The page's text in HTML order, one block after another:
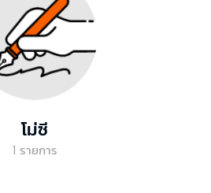
โม่ซี
1 รายการ